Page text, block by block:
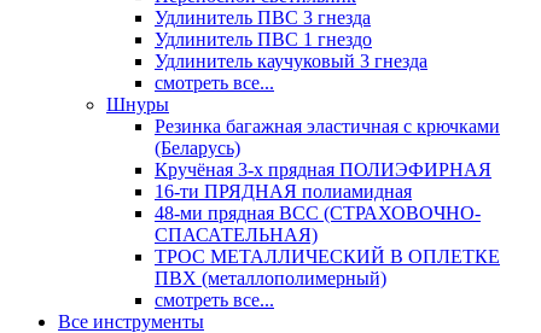
Удлинитель ПВС 3 гнезда
Удлинитель ПВС 1 гнездо
Удлинитель каучуковый 3 гнезда
смотреть все...
Шнуры
Резинка багажная эластичная с крючками
(Беларусь)
Кручёная 3-х прядная ПОЛИЭФИРНАЯ
16-ти ПРЯДНАЯ полиамидная
48-ми прядная ВСС (СТРАХОВОЧНО-
СПАСАТЕЛЬНАЯ)
ТРОС МЕТАЛЛИЧЕСКИЙ В ОПЛЕТКЕ
ПВХ (металлополимерный)
смотреть все...
Все инструменты